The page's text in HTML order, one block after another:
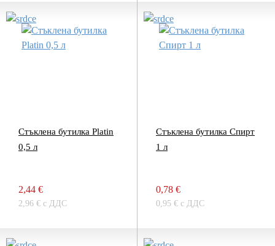
Стъклена бутилка Platin
0,5 л
2,44 €
2,96 € с ДДС
Стъклена бутилка Спирт
1 л
0,78 €
0,95 € с ДДС